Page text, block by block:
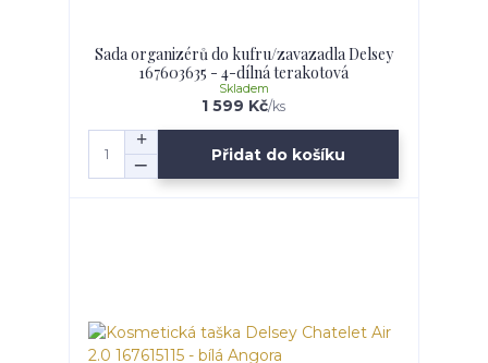
Sada organizérů do kufru/zavazadla Delsey
167603635 - 4-dílná terakotová
1 599 Kč/ks
Skladem
Přidat do košíku